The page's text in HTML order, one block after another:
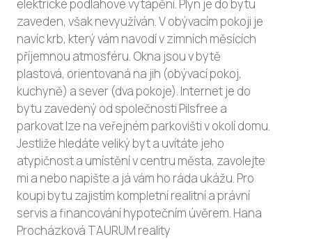
elektrické podlahové vytápění. Plyn je do bytu
zaveden, však nevyužíván. V obývacím pokoji je
navíc krb, který vám navodí v zimních měsících
příjemnou atmosféru. Okna jsou v bytě
plastová, orientovaná na jih (obývací pokoj,
kuchyně) a sever (dva pokoje). Internet je do
bytu zavedený od společnosti Pilsfree a
parkovat lze na veřejném parkovišti v okolí domu.
Jestliže hledáte veliký byt a uvítáte jeho
atypičnost a umístění v centru města, zavolejte
mi a nebo napište a já vám ho ráda ukážu. Pro
koupi bytu zajistím kompletní realitní a právní
servis a financování hypotečním úvěrem. Hana
Procházková TAURUM reality